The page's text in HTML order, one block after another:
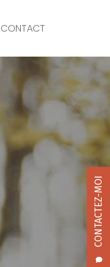
CONTACTEZ-MOI
CONTACT